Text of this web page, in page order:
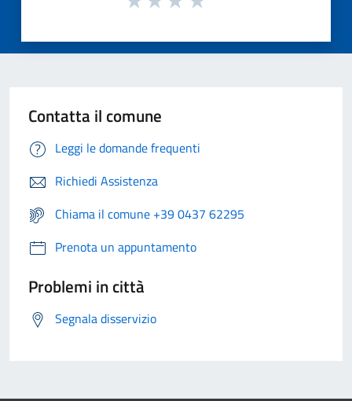
Contatta il comune
Leggi le domande frequenti
Richiedi Assistenza
Chiama il comune +39 0437 62295
Prenota un appuntamento
Problemi in città
Segnala disservizio